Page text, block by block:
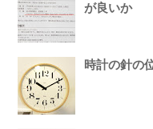
が良いか
時計の針の